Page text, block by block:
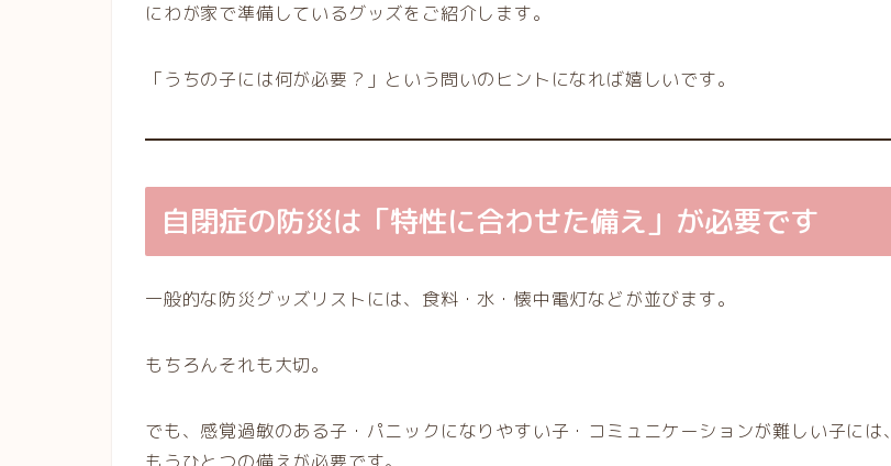
にわが家で準備しているグッズをご紹介します。
「うちの子には何が必要？」という問いのヒントになれば嬉しいです。
自閉症の防災は「特性に合わせた備え」が必要です
一般的な防災グッズリストには、食料・水・懐中電灯などが並びます。
もちろんそれも大切。
でも、感覚過敏のある子・パニックになりやすい子・コミュニケーションが難しい子には、